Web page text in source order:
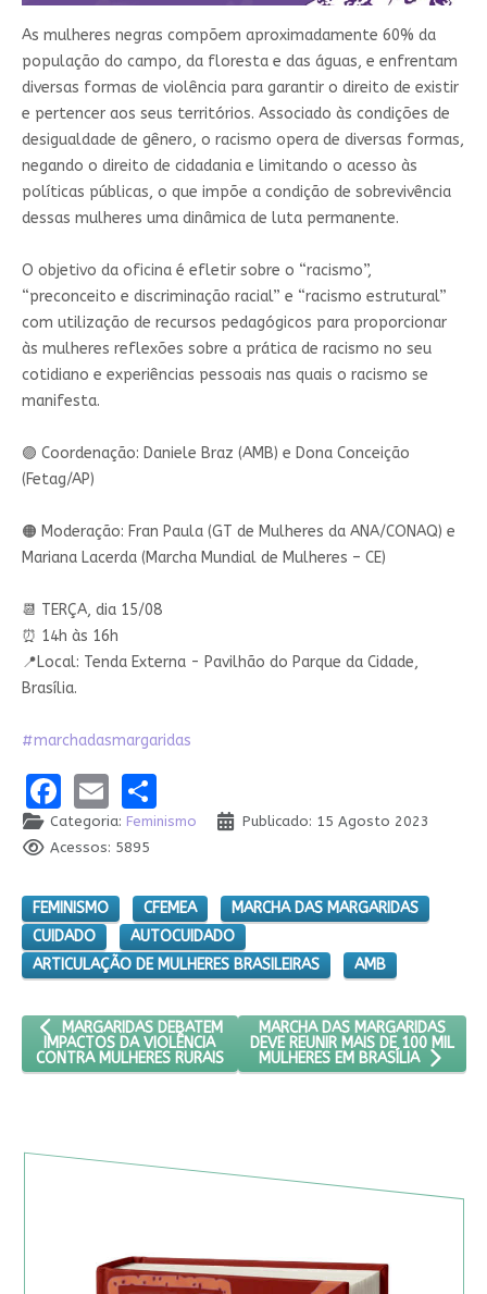
As mulheres negras compõem aproximadamente 60% da
população do campo, da floresta e das águas, e enfrentam
diversas formas de violência para garantir o direito de existir
e pertencer aos seus territórios. Associado às condições de
desigualdade de gênero, o racismo opera de diversas formas,
negando o direito de cidadania e limitando o acesso às
políticas públicas, o que impõe a condição de sobrevivência
dessas mulheres uma dinâmica de luta permanente.
O objetivo da oficina é efletir sobre o “racismo”,
“preconceito e discriminação racial” e “racismo estrutural”
com utilização de recursos pedagógicos para proporcionar
às mulheres reflexões sobre a prática de racismo no seu
cotidiano e experiências pessoais nas quais o racismo se
manifesta.
🟣 Coordenação: Daniele Braz (AMB) e Dona Conceição
(Fetag/AP)
🟠 Moderação: Fran Paula (GT de Mulheres da ANA/CONAQ) e
Mariana Lacerda (Marcha Mundial de Mulheres – CE)
📆 TERÇA, dia 15/08
⏰️ 14h às 16h
📍Local: Tenda Externa - Pavilhão do Parque da Cidade,
Brasília.
#marchadasmargaridas
Facebook
EmailShare
Categoria: Feminismo
Publicado: 15 Agosto 2023
Acessos: 5895
FEMINISMO CFEMEA
MARCHA DAS MARGARIDAS
CUIDADO
AUTOCUIDADO
ARTICULAÇÃO DE MULHERES BRASILEIRAS
AMB
ARTIGO ANTERIOR: MARGARIDAS DEBATEM IMPACTOS DA
MARGARIDAS DEBATEM
IMPACTOS DA VIOLÊNCIA
CONTRA MULHERES RURAIS
PRÓXIMO ARTIGO: MARCHA DAS
MARCHA DAS MARGARIDAS
DEVE REUNIR MAIS DE 100 MIL
MULHERES EM BRASÍLIA